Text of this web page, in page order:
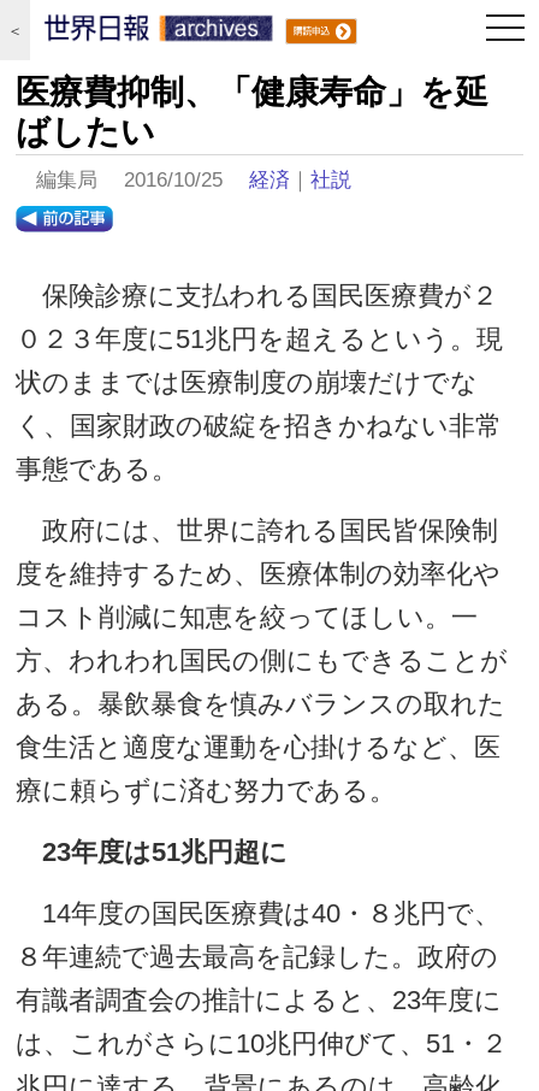
＜
医療費抑制、「健康寿命」を延
ばしたい
編集局 2016/10/25経済 ｜社説
保険診療に支払われる国民医療費が２
０２３年度に51兆円を超えるという。現
状のままでは医療制度の崩壊だけでな
く、国家財政の破綻を招きかねない非常
事態である。
政府には、世界に誇れる国民皆保険制
度を維持するため、医療体制の効率化や
コスト削減に知恵を絞ってほしい。一
方、われわれ国民の側にもできることが
ある。暴飲暴食を慎みバランスの取れた
食生活と適度な運動を心掛けるなど、医
療に頼らずに済む努力である。
23年度は51兆円超に
14年度の国民医療費は40・８兆円で、
８年連続で過去最高を記録した。政府の
有識者調査会の推計によると、23年度に
は、これがさらに10兆円伸びて、51・２